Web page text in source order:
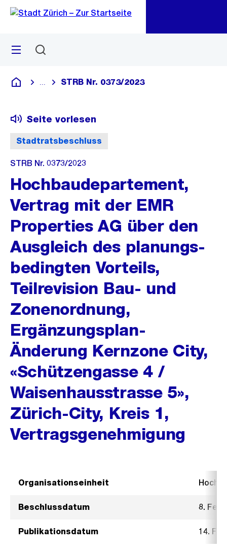
Navigation
Sprunglink
Menü
Deutsch
Blende alle Breadcrumbs ein
STRB Nr. 0373/2023
Stadtratsbeschluss
Seite vorlesen
STRB Nr. 0373/2023
Hochbaudepartement,
Vertrag mit der EMR
Properties AG über den
Ausgleich des planungs-
bedingten Vorteils,
Teilrevision Bau- und
Zonenordnung,
Ergänzungsplan-
Änderung Kernzone City,
«Schützengasse 4 /
Waisenhausstrasse 5»,
Zürich-City, Kreis 1,
Vertragsgenehmigung
Organisationseinheit
Beschlussdatum 8.
Publikationsdatum 14.